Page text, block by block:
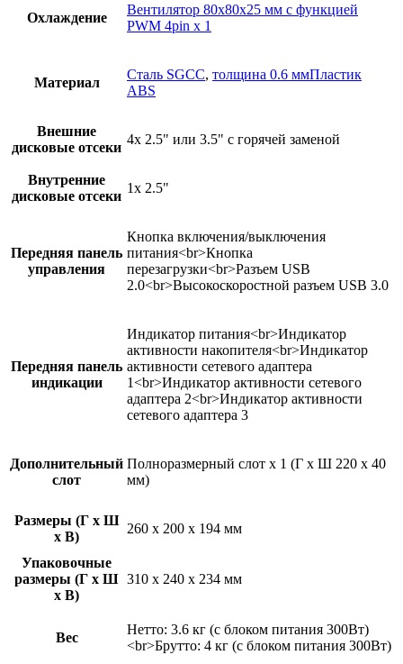
Охлаждение
Вентилятор 80х80х25 мм с функцией
PWM 4pin x 1
Материал
Сталь SGCC, толщина 0.6 ммПластик
ABS
Внешние
дисковые отсеки
4х 2.5" или 3.5" с горячей заменой
Внутренние
дисковые отсеки
1х 2.5"
Передняя панель
управления
Кнопка включения/выключения
питания<br>Кнопка
перезагрузки<br>Разъем USB
2.0<br>Высокоскоростной разъем USB 3.0
Передняя панель
индикации
Индикатор питания<br>Индикатор
активности накопителя<br>Индикатор
активности сетевого адаптера
1<br>Индикатор активности сетевого
адаптера 2<br>Индикатор активности
сетевого адаптера 3
Дополнительный
слот
Полноразмерный слот x 1 (Г х Ш 220 х 40
мм)
Размеры (Г x Ш
x В)
260 x 200 x 194 мм
Упаковочные
размеры (Г x Ш
x В)
310 x 240 x 234 мм
Вес
Нетто: 3.6 кг (с блоком питания 300Вт)
<br>Брутто: 4 кг (с блоком питания 300Вт)